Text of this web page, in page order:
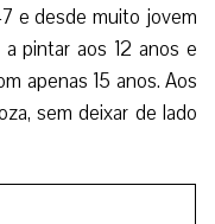
e desde muito jovem
pintar aos 12 anos e
apenas 15 anos. Aos
sem deixar de lado